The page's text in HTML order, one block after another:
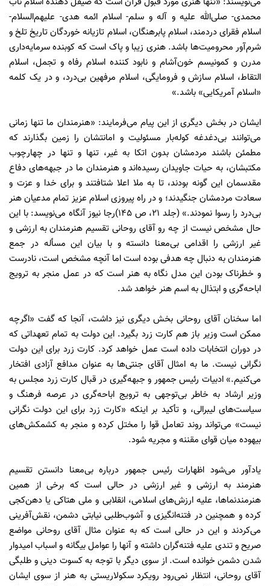
محمدی- صلی‌الله ‌علیه و آله و سلم- اسلام ائمه هدی- علیهم‌السلام-
اسلام فقرای دردمند، اسلام پابرهنگان، اسلام تازیانه خوردگان تاریخ تلخ و
شرم‌آور محرومیت‌ها باشد. هنری زیبا و پاک است که کوبنده سرمایه‌داری
مدرن و کمونیسم خون‌آشام و نابود کننده اسلام رفاه و تجمل، اسلام
التقاط، اسلام سازش و فرومایگی، اسلام مرفهین بی‌درد، و در یک کلمه
«اسلام آمریکایی» باشد.»
ایشان در بخش دیگری از این پیام می‌فرمایند: «هنرمندان ما تنها زمانی
می‌توانند بی‌دغدغه کوله‌بار مسئولیت و امانتشان را زمین بگذارند که
مطمئن باشند مردمشان بدون اتکا به غیر، تنها و تنها در چهارچوب
مکتبشان، به حیات جاویدان رسیده‌اند و هنرمندان ما در جبهه‌های دفاع
مقدسمان این گونه بودند، تا به ملا اعلا شتافتند و برای خدا و عزت و
سعادت مردمشان جنگیدند؛ و در راه پیروزی اسلام عزیز تمام مدعیان هنر
بی‌درد را رسوا نمودند.» (جلد 21، ص 145)رجا نیوز آنگاه می‌نویسد: با این
حال مشخص نیست از چه رو آقای روحانی تقسیم هنرمندان به ارزشی و
غیر ارزشی را اقدامی بی‌معنا دانسته و با بیان این مسأله در جمع
هنرمندان به دنبال چه هدفی بوده است اما آنچه مشخص است، نادرست
و خطرناک بودن این مدل نگاه به هنر است که در عمل منجر به ترویج
اباحه‌گری و ابتذال به اسم هنر خواهد شد.
اما سخنان آقای روحانی بخش دیگری نیز داشت، آنجا که گفت «اگرچه
ممکن است وزیر باز هم کارت زرد بگیرد. این دولت به تمام تعهداتی که
در دوران انتخابات داده است عمل خواهد کرد. کارت زرد برای این دولت
نگرانی نیست. ما به امثال آقای جنتی‌ها به عنوان مدافع آزادی افتخار
می‌کنیم.» ادبیات رئیس جمهور و جبهه‌گیری در قبال کارت زرد مجلس به
وزیر ارشاد به خاطر بی‌توجهی به ترویج اباحه‌گری در عرصه فرهنگ و
سیاست‌های لیبرالی، و تأکید بر اینکه «کارت زرد برای این دولت نگرانی
نیست» می‌تواند روند تعامل قوا را مختل کرده و منجر به کشمکش‌های
بیهوده میان قوای مقننه و مجریه شود.
یادآور می‌شود اظهارات رئیس جمهور درباره بی‌معنا دانستن تقسیم
هنرمند به ارزشی و غیر ارزشی در حالی است که برخی از همین
هنرمندنماها، علیه ارزش‌های اسلامی، ‌انقلابی و ملی هتاکی یا دهن‌کجی
کرده و همچنین در فتنه‌انگیزی و آشوب‌طلبی نیابتی دشمن، نقش‌آفرینی
می‌کردند و این در حالی است که به عنوان مثال آقای روحانی مواضع
صریح و تندی علیه فتنه‌گران داشته و آنها را عوامل بیگانه و اسباب امیدوار
شدن دشمن خوانده است. از سوی دیگر با توجه به کسوت دینی و طلبگی
آقای روحانی، انتظار نمی‌رود رویکرد سکولاریستی به هنر از سوی ایشان